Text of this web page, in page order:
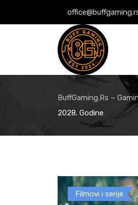
to
BuffGaming.rs –
2028. Godine
Filmovi i serije